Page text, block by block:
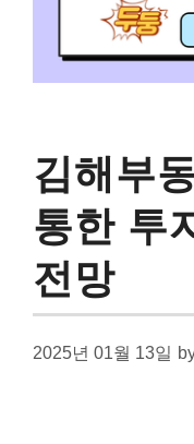
김해부
통한 투
전망
2025년 01월 13일